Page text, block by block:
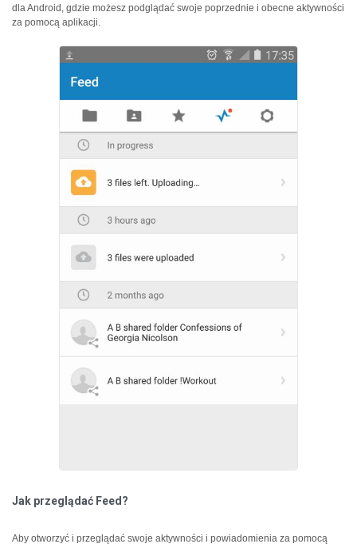
dla Android, gdzie możesz podglądać swoje poprzednie i obecne aktywności
za pomocą aplikacji.
Jak przeglądać Feed?
Aby otworzyć i przeglądać swoje aktywności i powiadomienia za pomocą